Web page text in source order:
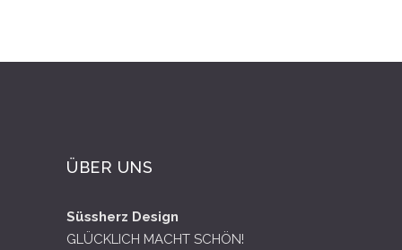
ÜBER UNS
Süssherz Design
GLÜCKLICH MACHT SCHÖN!